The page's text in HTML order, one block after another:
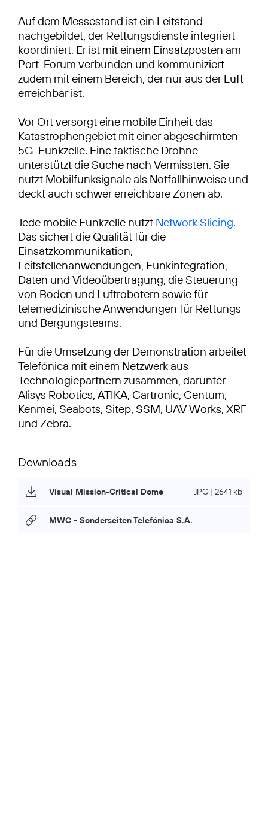
Auf dem Messestand ist ein Leitstand
nachgebildet, der Rettungsdienste integriert
koordiniert. Er ist mit einem Einsatzposten am
Port-Forum verbunden und kommuniziert
zudem mit einem Bereich, der nur aus der Luft
erreichbar ist.
Vor Ort versorgt eine mobile Einheit das
Katastrophengebiet mit einer abgeschirmten
5G-Funkzelle. Eine taktische Drohne
unterstützt die Suche nach Vermissten. Sie
nutzt Mobilfunksignale als Notfallhinweise und
deckt auch schwer erreichbare Zonen ab.
Jede mobile Funkzelle nutzt Network Slicing.
Das sichert die Qualität für die
Einsatzkommunikation,
Leitstellenanwendungen, Funkintegration,
Daten und Videoübertragung, die Steuerung
von Boden und Luftrobotern sowie für
telemedizinische Anwendungen für Rettungs
und Bergungsteams.
Für die Umsetzung der Demonstration arbeitet
Telefónica mit einem Netzwerk aus
Technologiepartnern zusammen, darunter
Alisys Robotics, ATIKA, Cartronic, Centum,
Kenmei, Seabots, Sitep, SSM, UAV Works, XRF
und Zebra.
Downloads
Visual Mission-Critical Dome JPG | 2641 kb
MWC - Sonderseiten Telefónica S.A.